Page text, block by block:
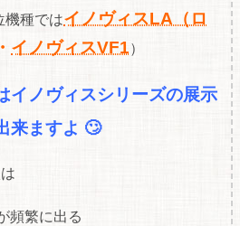
機種ではイノヴィスLA（ロ
・ イノヴィスVF1）
イノヴィスシリーズの展示
来ますよ 🙄
頻繁に出る